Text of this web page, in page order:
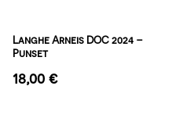
Langhe Arneis DOC 2024 –
Punset
18,00 €